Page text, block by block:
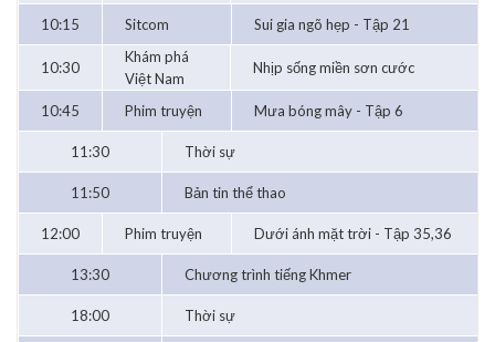
10:15 Sitcom Sui gia ngõ hẹp - Tập 21
10:30
Khám phá
Việt Nam
Nhịp sống miền sơn cước
10:45 Phim truyện Mưa bóng mây - Tập 6
11:30 Thời sự
11:50 Bản tin thể thao
12:00 Phim truyện Dưới ánh mặt trời - Tập 35,36
13:30 Chương trình tiếng Khmer
18:00 Thời sự